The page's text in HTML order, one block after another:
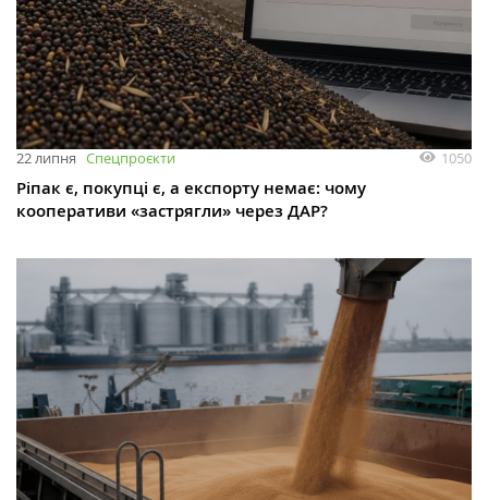
22 липня Спецпроєкти 1050
Ріпак є, покупці є, а експорту немає: чому
кооперативи «застрягли» через ДАР?